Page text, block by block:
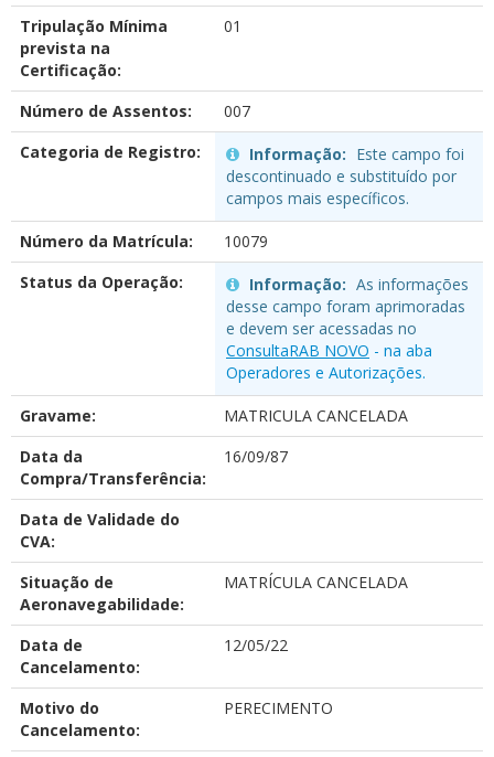
Tripulação Mínima
prevista na
Certificação:
01
Número de Assentos:
007
Categoria de Registro:
Informação: Este campo foi
descontinuado e substituído por
campos mais específicos.
Número da Matrícula:
10079
Status da Operação:
Informação: As informações
desse campo foram aprimoradas
e devem ser acessadas no
ConsultaRAB NOVO - na aba
Operadores e Autorizações.
Gravame:
MATRICULA CANCELADA
Data da
Compra/Transferência:
16/09/87
Data de Validade do
CVA:
Situação de
Aeronavegabilidade:
MATRÍCULA CANCELADA
Data de
Cancelamento:
12/05/22
Motivo do
Cancelamento:
PERECIMENTO